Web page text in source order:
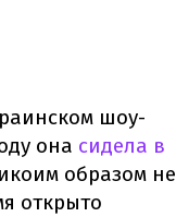
шоу-
она сидела в
образом не
открыто